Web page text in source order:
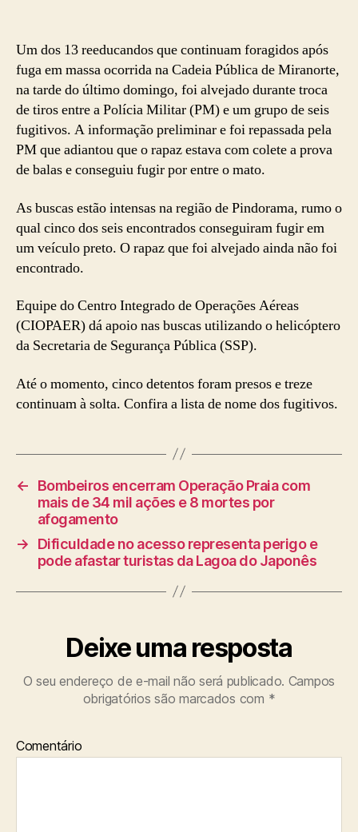
Um dos 13 reeducandos que continuam foragidos após
fuga em massa ocorrida na Cadeia Pública de Miranorte,
na tarde do último domingo, foi alvejado durante troca
de tiros entre a Polícia Militar (PM) e um grupo de seis
fugitivos. A informação preliminar e foi repassada pela
PM que adiantou que o rapaz estava com colete a prova
de balas e conseguiu fugir por entre o mato.
As buscas estão intensas na região de Pindorama, rumo o
qual cinco dos seis encontrados conseguiram fugir em
um veículo preto. O rapaz que foi alvejado ainda não foi
encontrado.
Equipe do Centro Integrado de Operações Aéreas
(CIOPAER) dá apoio nas buscas utilizando o helicóptero
da Secretaria de Segurança Pública (SSP).
Até o momento, cinco detentos foram presos e treze
continuam à solta. Confira a lista de nome dos fugitivos.
←
Bombeiros encerram Operação Praia com
mais de 34 mil ações e 8 mortes por
afogamento
→
Dificuldade no acesso representa perigo e
pode afastar turistas da Lagoa do Japonês
Deixe uma resposta
O seu endereço de e-mail não será publicado. Campos
obrigatórios são marcados com *
Comentário